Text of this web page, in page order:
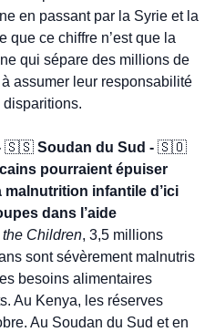
en passant par la Syrie et la
que ce chiffre n’est que la
qui sépare des millions de
assumer leur responsabilité
disparitions.
🇸🇸 Soudan du Sud - 🇸🇴
pourraient épuiser
infantile d’ici
dans l’aide
Children, 3,5 millions
sont sévèrement malnutris
besoins alimentaires
Au Kenya, les réserves
Au Soudan du Sud et en